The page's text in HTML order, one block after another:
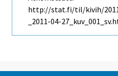
http://stat.fi/til/kivih/
_2011-04-